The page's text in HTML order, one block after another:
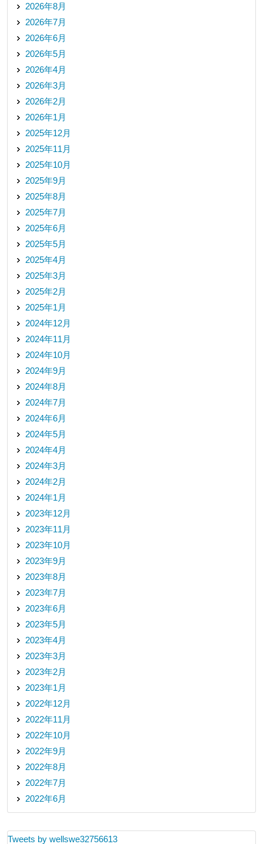
2026年8月
2026年7月
2026年6月
2026年5月
2026年4月
2026年3月
2026年2月
2026年1月
2025年12月
2025年11月
2025年10月
2025年9月
2025年8月
2025年7月
2025年6月
2025年5月
2025年4月
2025年3月
2025年2月
2025年1月
2024年12月
2024年11月
2024年10月
2024年9月
2024年8月
2024年7月
2024年6月
2024年5月
2024年4月
2024年3月
2024年2月
2024年1月
2023年12月
2023年11月
2023年10月
2023年9月
2023年8月
2023年7月
2023年6月
2023年5月
2023年4月
2023年3月
2023年2月
2023年1月
2022年12月
2022年11月
2022年10月
2022年9月
2022年8月
2022年7月
2022年6月
Tweets by wellswe32756613